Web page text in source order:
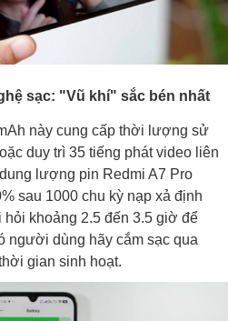
sạc: "Vũ khí" sắc bén nhất
này cung cấp thời lượng sử
duy trì 35 tiếng phát video liên
lượng pin Redmi A7 Pro
sau 1000 chu kỳ nạp xả định
hỏi khoảng 2.5 đến 3.5 giờ để
người dùng hãy cắm sạc qua
gian sinh hoạt.